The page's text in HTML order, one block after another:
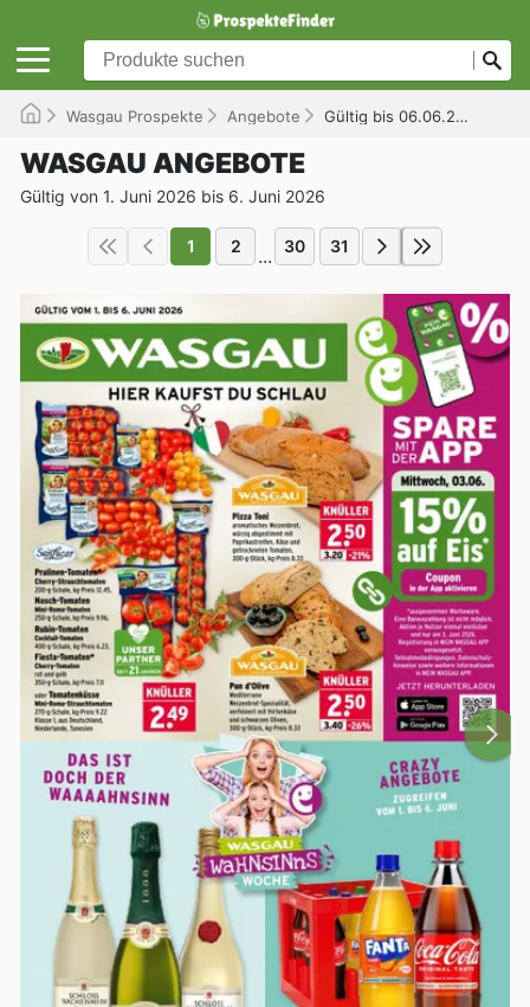
Wasgau Prospekte Angebote Gültig bis 06.06.2026
WASGAU ANGEBOTE
Gültig von 1. Juni 2026 bis 6. Juni 2026
1 2 ... 30 31